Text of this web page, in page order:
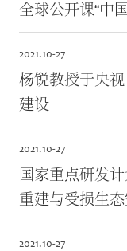
全球公开课“中
2021.10-27
杨锐教授于央
建设
2021.10-27
国家重点研发
重建与受损生
2021.10-27